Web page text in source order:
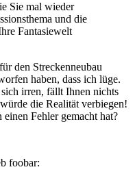
Sie mal wieder
und die
Fantasiewelt
den Streckenneubau
haben, dass ich lüge.
irren, fällt Ihnen nichts
die Realität verbiegen!
einen Fehler gemacht hat?
foobar: